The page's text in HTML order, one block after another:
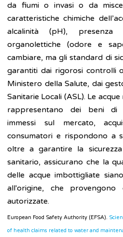
da fiumi o invasi o da
caratteristiche chimiche
alcalinità (pH),
organolettiche (odore e
cambiare, ma gli standard di
garantiti dai rigorosi controlli
Ministero della Salute, dai
Sanitarie Locali (ASL). Le
rappresentano dei beni di
immessi sul mercato,
consumatori e rispondono a
oltre a garantire la
sanitario, assicurano che la
delle acque imbottigliate
all'origine, che
autorizzate.
European Food Safety Authority (EFSA).
of health claims related to water and